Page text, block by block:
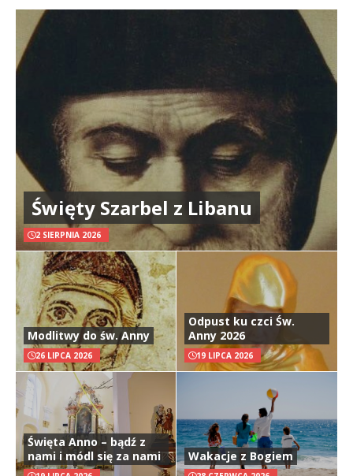
Święty Szarbel z Libanu
2 SIERPNIA 2026
Modlitwy do św. Anny
26 LIPCA 2026
Odpust ku czci Św.
Anny 2026
19 LIPCA 2026
Święta Anno – bądź z
nami i módl się za nami
Wakacje z Bogiem